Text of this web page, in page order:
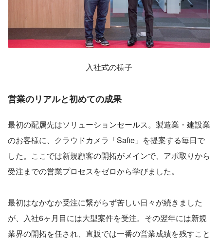
入社式の様子
営業のリアルと初めての成果
最初の配属先はソリューションセールス。製造業・建設業
のお客様に、クラウドカメラ「Safie」を提案する毎日で
した。ここでは新規顧客の開拓がメインで、アポ取りから
受注までの営業プロセスをゼロから学びました。
最初はなかなか受注に繋がらず苦しい日々が続きました
が、入社6ヶ月目には大型案件を受注。その翌年には新規
業界の開拓を任され、直販では一番の営業成績を残すこと